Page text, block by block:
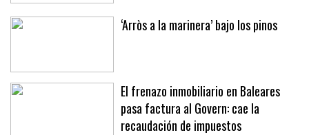
‘Arròs a la marinera’ bajo los pinos
El frenazo inmobiliario en Baleares
pasa factura al Govern: cae la
recaudación de impuestos